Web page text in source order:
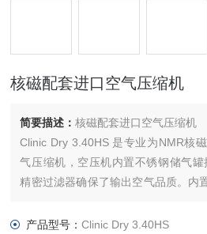
核磁配套进口空气压缩机
简要描述：核磁配套进口空气压缩机
Clinic Dry 3.40HS 是专业为NMR核
气压缩机，空压机内置不锈钢储气
精密过滤器确保了输出空气品质。内
作，核磁共振仪器提供样品出入超导
产品型号：Clinic Dry 3.40HS